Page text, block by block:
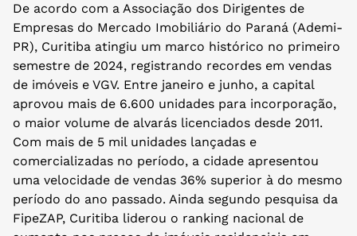
De acordo com a Associação dos Dirigentes de
Empresas do Mercado Imobiliário do Paraná (Ademi-
PR), Curitiba atingiu um marco histórico no primeiro
semestre de 2024, registrando recordes em vendas
de imóveis e VGV. Entre janeiro e junho, a capital
aprovou mais de 6.600 unidades para incorporação,
o maior volume de alvarás licenciados desde 2011.
Com mais de 5 mil unidades lançadas e
comercializadas no período, a cidade apresentou
uma velocidade de vendas 36% superior à do mesmo
período do ano passado. Ainda segundo pesquisa da
FipeZAP, Curitiba liderou o ranking nacional de